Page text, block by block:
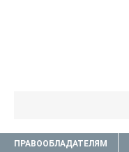
ПРАВООБЛАДАТЕЛЯМ